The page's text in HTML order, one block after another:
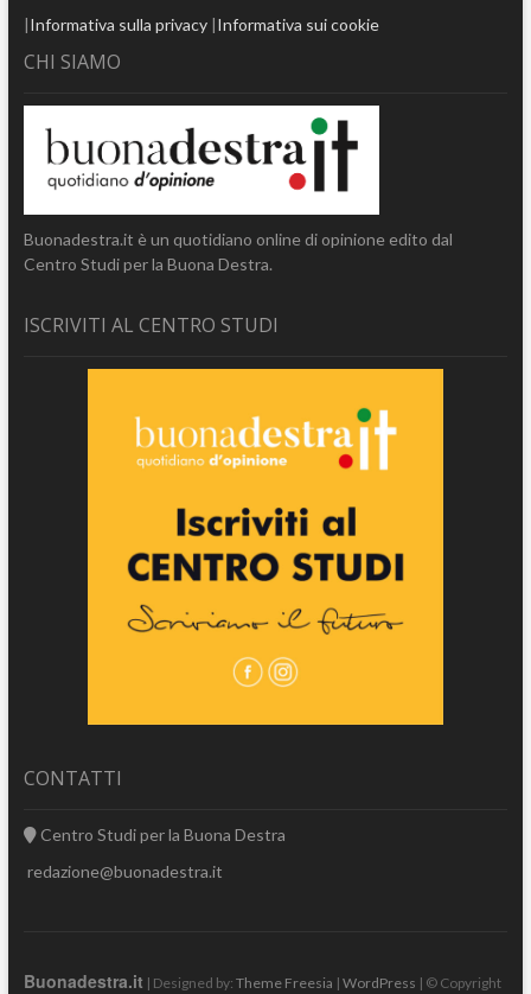
|Informativa sulla privacy|Informativa sui cookie
CHI SIAMO
Buonadestra.it è un quotidiano online di opinione edito dal
Centro Studi per la Buona Destra.
ISCRIVITI AL CENTRO STUDI
CONTATTI
Centro Studi per la Buona Destra
redazione@buonadestra.it
Buonadestra.it | Designed by: Theme Freesia | WordPress | © Copyright